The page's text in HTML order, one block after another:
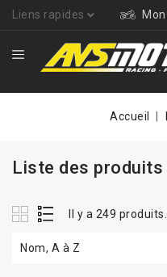
Liens rapides
Accueil
Liste des produits
Il y a 249 produits.
Nom, A à Z